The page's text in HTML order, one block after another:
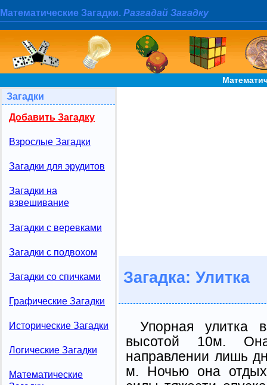
Математические Загадки. Разгадай Загадку
Загадки
Добавить Загадку
Взрослые Загадки
Загадки для эрудитов
Загадки на
взвешивание
Загадки с веревками
Загадки с подвохом
Загадки со спичками
Графические Загадки
Исторические Загадки
Логические Загадки
Математические
Загадка: Улитка
Упорная улитка
высотой 10м.
направлении лишь
м. Ночью она